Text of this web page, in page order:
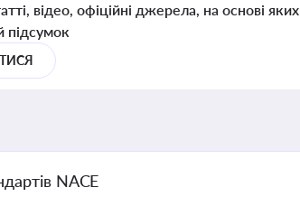
відео, офіційні джерела, на основі яких
підсумок
NACE